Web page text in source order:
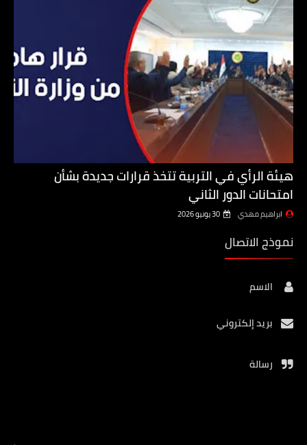
هيئة الرأي في التربية تتخذ قرارات جديدة بشأن
امتحانات الدور الثاني
ابراهيم مهدي 30 يونيو 2026
نموذج الاتصال
الاسم
بريد إلكتروني
رسالة